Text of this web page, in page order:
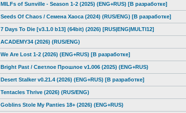
MILFs of Sunville - Season 1-2 (2025) (ENG+RUS) [В разработке]
Seeds Of Chaos / Семена Хаоса (2024) (RUS/ENG) [В разработке]
7 Days To Die [v3.1.0 b13] (64bit) (2026) [RUS|ENG|MULTI12]
ACADEMY34 (2026) (RUS/ENG)
We Are Lost 1-2 (2026) (ENG+RUS) [В разработке]
Bright Past / Светлое Прошлое v1.006 (2025) (ENG+RUS)
Desert Stalker v0.21.4 (2026) (ENG+RUS) [В разработке]
Tentacles Thrive (2026) (RUS/ENG)
Goblins Stole My Panties 18+ (2026) (ENG+RUS)